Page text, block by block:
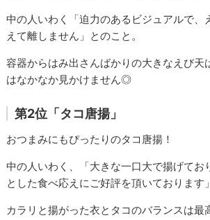
中の人いわく「迫力のあるビジュアルで、
えて離しません」とのこと。
容器からはみ出さんばかりの大きなえび天
はなかなか見かけません◎
第2位「タコ唐揚」
おつまみにもぴったりのタコ唐揚！
中の人いわく、「大きな一口大で揚げてお
とした食べ応えにご好評を頂いております
カラリと揚がった衣とタコのバランスは最